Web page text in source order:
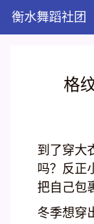
衡水舞蹈社团
格
到了穿大
吗？反正
把自己包
冬季想穿